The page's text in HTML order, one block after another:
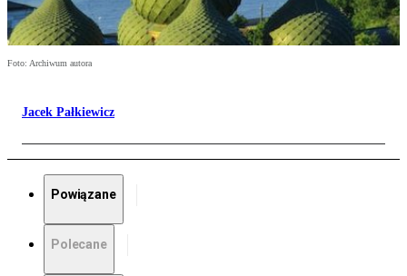
Foto: Archiwum autora
Jacek Pałkiewicz
Powiązane
Polecane